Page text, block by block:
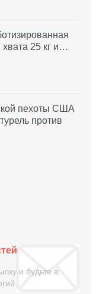
хвата 25 кг и…
пехоты США
против
и будьте в